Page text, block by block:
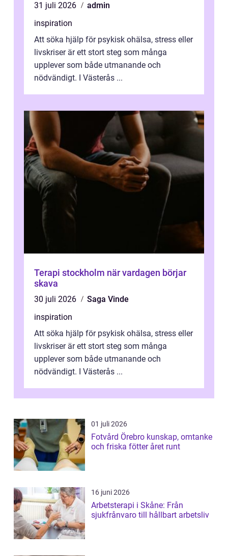
31 juli 2026
admin
inspiration
Att söka hjälp för psykisk ohälsa, stress eller
livskriser är ett stort steg som många
upplever som både utmanande och
nödvändigt. I Västerås ...
Terapi stockholm när vardagen börjar
skava
30 juli 2026
Saga Vinde
inspiration
Att söka hjälp för psykisk ohälsa, stress eller
livskriser är ett stort steg som många
upplever som både utmanande och
nödvändigt. I Västerås ...
01 juli 2026
Fotvård Örebro kunskap, omtanke
och friska fötter året runt
16 juni 2026
Arbetsterapi i Skåne: Från
sjukfrånvaro till hållbart arbetsliv